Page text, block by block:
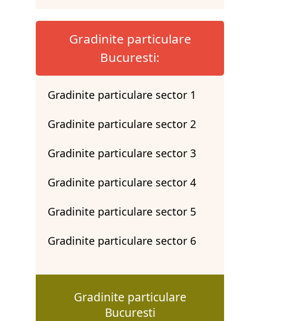
Gradinite particulare
Bucuresti:
Gradinite particulare sector 1
Gradinite particulare sector 2
Gradinite particulare sector 3
Gradinite particulare sector 4
Gradinite particulare sector 5
Gradinite particulare sector 6
Gradinite particulare
Bucuresti